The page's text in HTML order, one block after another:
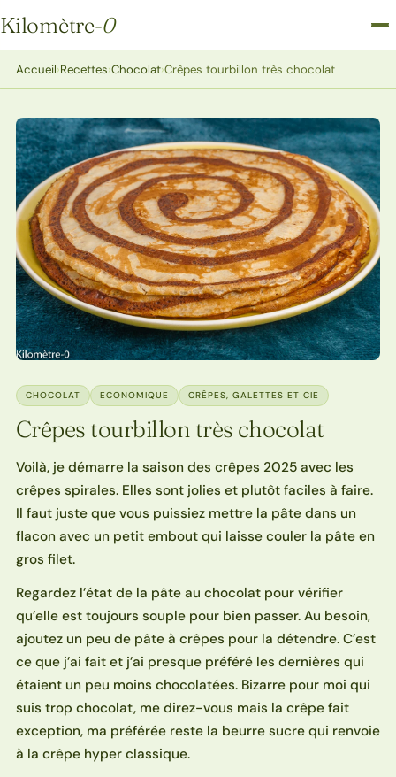
Kilomètre-0
Kilomètre-0
Accueil›Recettes›Chocolat›Crêpes tourbillon très chocolat
CHOCOLAT ECONOMIQUE CRÊPES, GALETTES ET CIE
Crêpes tourbillon très chocolat
Voilà, je démarre la saison des crêpes 2025 avec les
crêpes spirales. Elles sont jolies et plutôt faciles à faire.
Il faut juste que vous puissiez mettre la pâte dans un
flacon avec un petit embout qui laisse couler la pâte en
gros filet.
Regardez l’état de la pâte au chocolat pour vérifier
qu’elle est toujours souple pour bien passer. Au besoin,
ajoutez un peu de pâte à crêpes pour la détendre. C’est
ce que j’ai fait et j’ai presque préféré les dernières qui
étaient un peu moins chocolatées. Bizarre pour moi qui
suis trop chocolat, me direz-vous mais la crêpe fait
exception, ma préférée reste la beurre sucre qui renvoie
à la crêpe hyper classique.